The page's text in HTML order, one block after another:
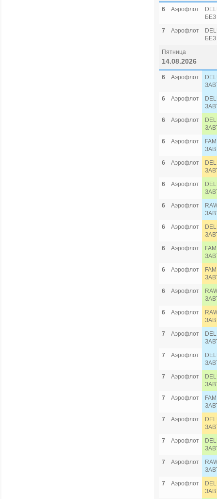
6 Аэрофлот
7
Аэрофлот
Пятница
14.08.2026
6 Аэрофлот
6
Аэрофлот
6
Аэрофлот
6
Аэрофлот
6
Аэрофлот
6
Аэрофлот
6
Аэрофлот
6
Аэрофлот
6
Аэрофлот
6
Аэрофлот
6
Аэрофлот
6
Аэрофлот
7
Аэрофлот
7
Аэрофлот
7
Аэрофлот
7
Аэрофлот
7
Аэрофлот
7
Аэрофлот
7
Аэрофлот
7
Аэрофлот